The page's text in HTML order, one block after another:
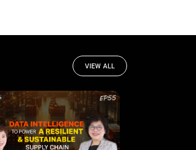
VIEW ALL